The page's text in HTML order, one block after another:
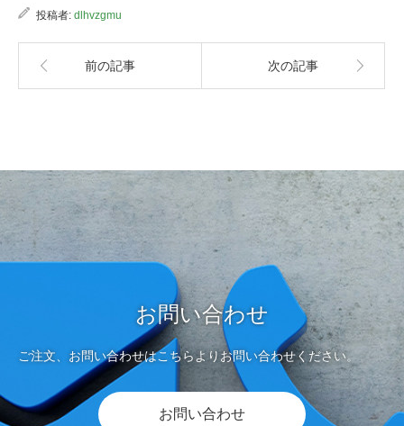
投稿者: dlhvzgmu
前の記事 次の記事
お問い合わせ
ご注文、お問い合わせはこちらよりお問い合わせください。
お問い合わせ